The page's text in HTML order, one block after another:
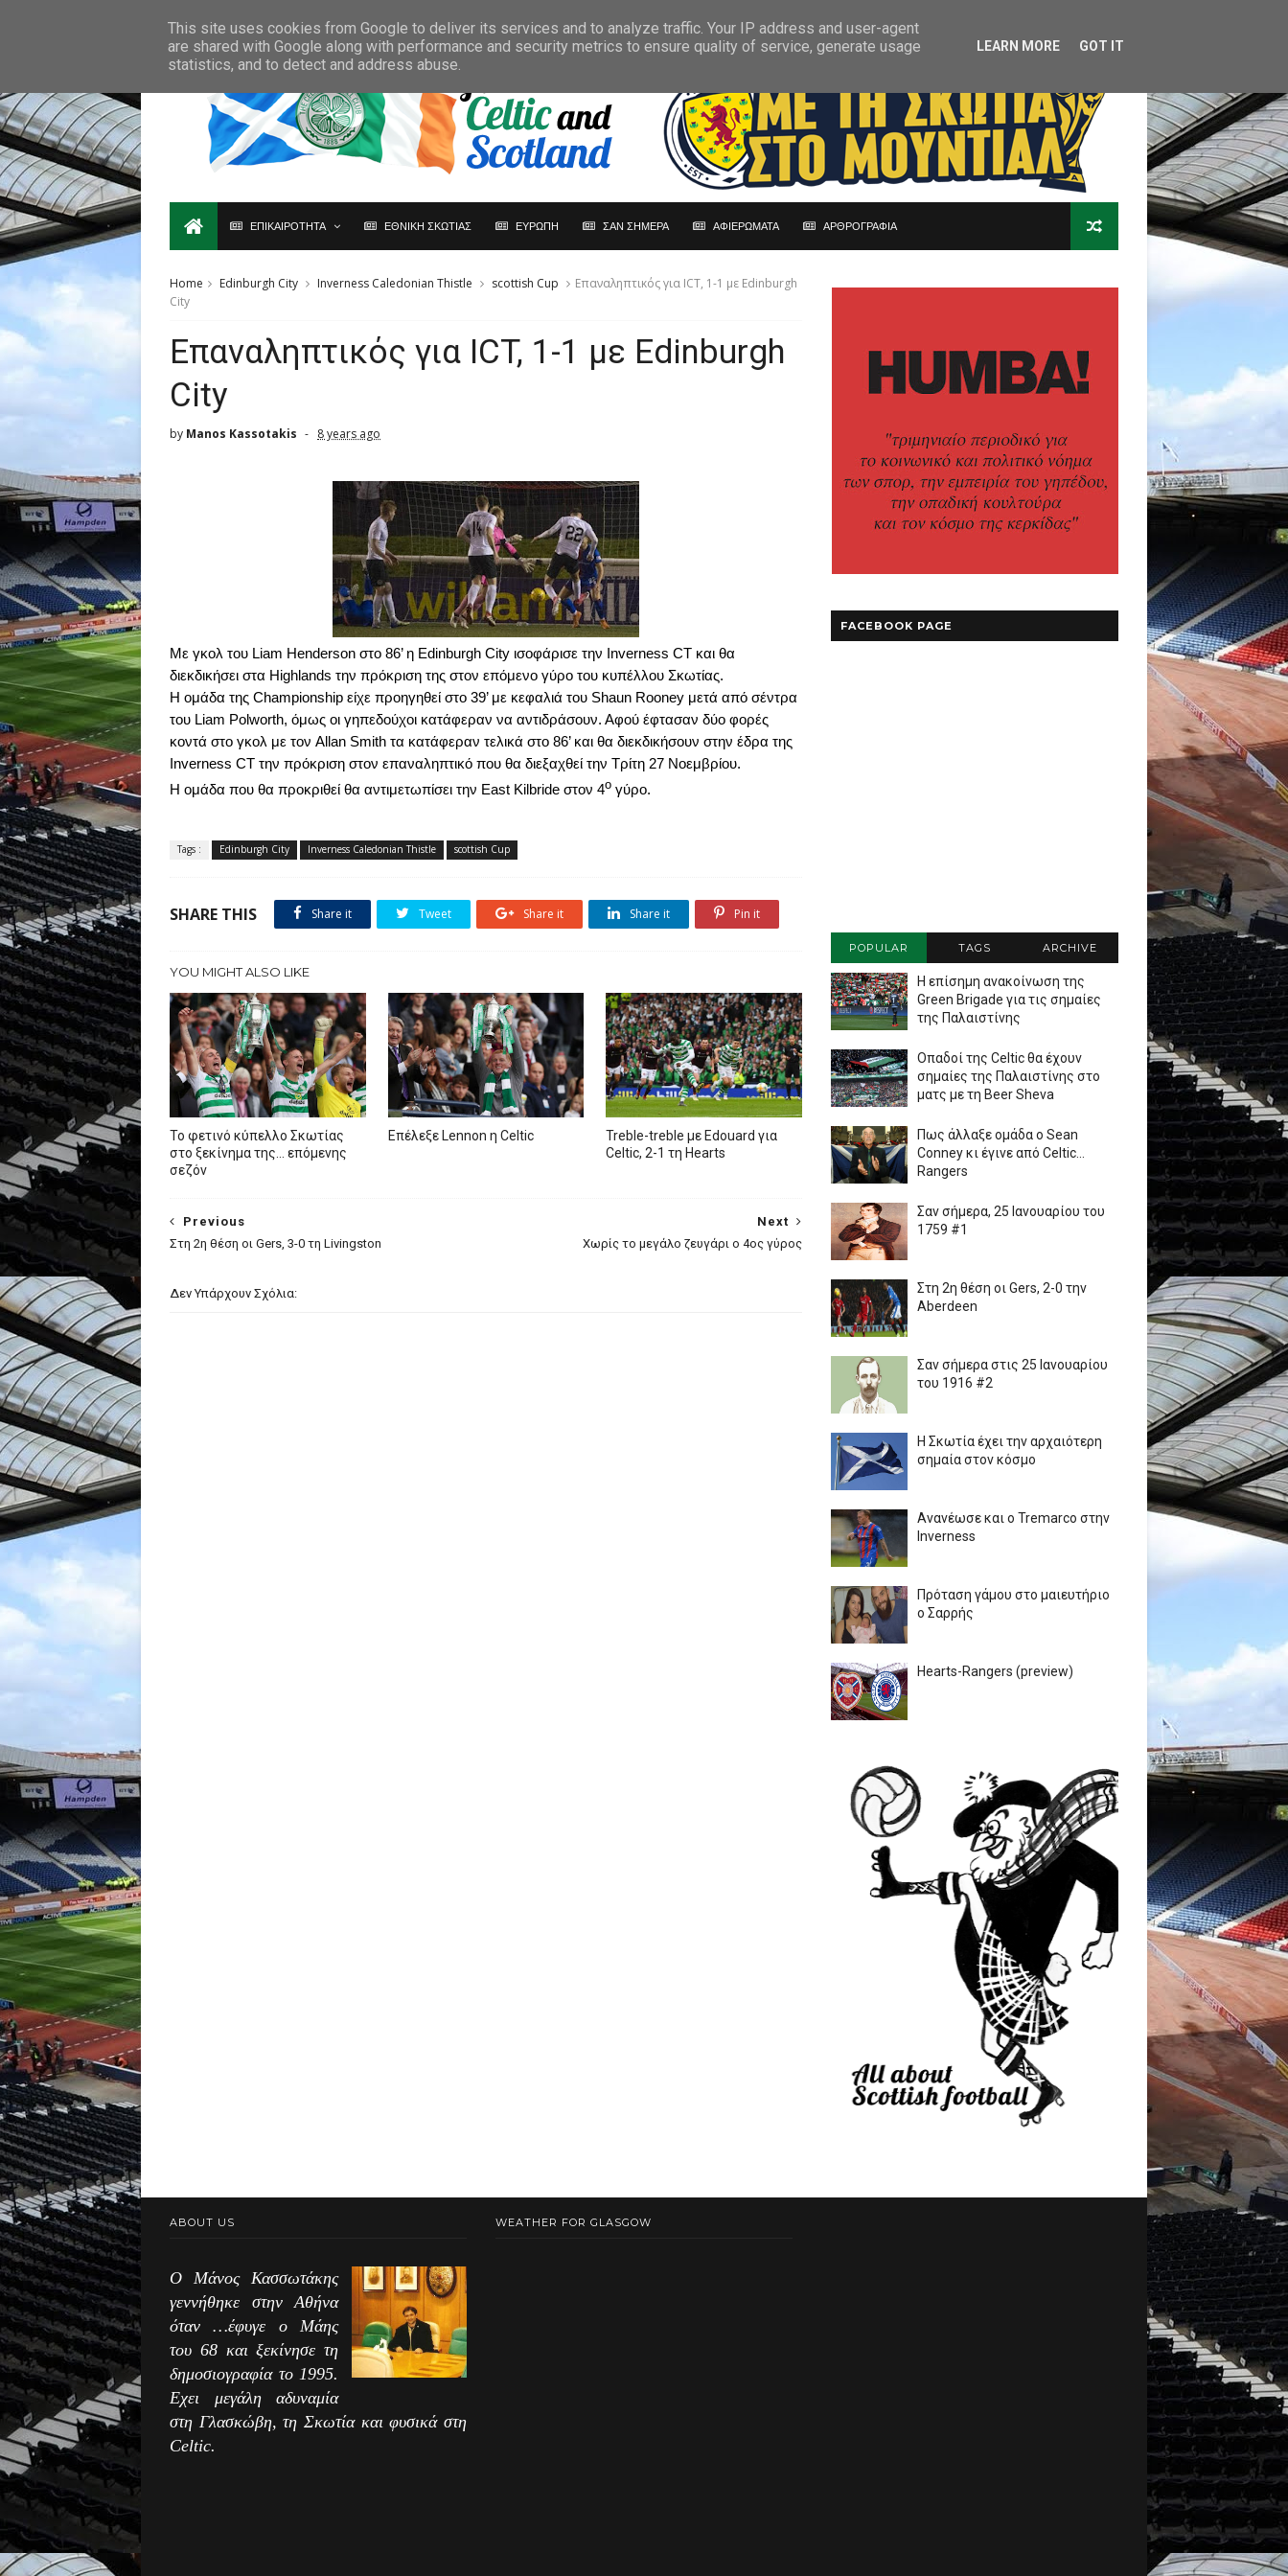
ΕΠΙΚΑΙΡΟΤΗΤΑ ΕΘΝΙΚΗ ΣΚΩΤΙΑΣ ΕΥΡΩΠΗ ΣΑΝ ΣΗΜΕΡΑ ΑΦΙΕΡΩΜΑΤΑ ΑΡΘΡΟΓΡΑΦΙΑ
Home Edinburgh City Inverness Caledonian Thistle scottish Cup
Επαναληπτικός για ICT, 1-1 με Edinburgh
City
Επαναληπτικός για ICT, 1-1 με Edinburgh
City
by Manos Kassotakis 8 years ago
Με γκολ του Liam Henderson στο 86’η Edinburgh City ισοφάρισε την Inverness CT και θα
διεκδικήσει στα Highlands την πρόκριση της στον επόμενο γύρο του κυπέλλου Σκωτίας.
Η ομάδα της Championship είχε προηγηθεί στο 39’με κεφαλιά του Shaun Rooney μετά από σέντρα
του Liam Polworth, όμως οι γηπεδούχοι κατάφεραν να αντιδράσουν. Αφού έφτασαν δύο φορές
κοντά στο γκολ με τον Allan Smith τα κατάφεραν τελικά στο 86’και θα διεκδικήσουν στην έδρα της
Inverness CT την πρόκριση στον επαναληπτικό που θα διεξαχθεί την Τρίτη 27 Νοεμβρίου.
Η ομάδα που θα προκριθεί θα αντιμετωπίσει την East Kilbride στον 4ο γύρο.
Tags : Edinburgh City Inverness Caledonian Thistle scottish Cup
SHARE THIS Share it Tweet Share it Share it Pin it
YOU MIGHT ALSO LIKE
To φετινό κύπελλο Σκωτίας
στο ξεκίνημα της… επόμενης
σεζόν
Επέλεξε Lennon η Celtic
Treble-treble με Edouard για
Celtic, 2-1 τη Hearts
Next
Χωρίς το μεγάλο ζευγάρι ο 4ος γύρος
Previous
Στη 2η θέση οι Gers, 3-0 τη Livingston
Δεν Υπάρχουν Σχόλια:
FACEBOOK PAGE
POPULAR TAGS ARCHIVE
Η επίσημη ανακοίνωση της
Green Brigade για τις σημαίες
της Παλαιστίνης
Οπαδοί της Celtic θα έχουν
σημαίες της Παλαιστίνης στο
ματς με τη Beer Sheva
Πως άλλαξε ομάδα ο Sean
Conney κι έγινε από Celtic...
Rangers
Σαν σήμερα, 25 Ιανουαρίου του
1759 #1
Στη 2η θέση οι Gers, 2-0 την
Aberdeen
Σαν σήμερα στις 25 Ιανουαρίου
του 1916 #2
Η Σκωτία έχει την αρχαιότερη
σημαία στον κόσμο
Ανανέωσε και ο Tremarco στην
Inverness
Πρόταση γάμου στο μαιευτήριο
ο Σαρρής
Hearts-Rangers (preview)
ABOUT US
Ο Μάνος Κασσωτάκης
γεννήθηκε στην Αθήνα
όταν …έφυγε ο Μάης
του 68 και ξεκίνησε τη
δημοσιογραφία το 1995.
Εχει μεγάλη αδυναμία
στη Γλασκώβη, τη Σκωτία και φυσικά στη
Celtic.
WEATHER FOR GLASGOW
This site uses cookies from Google to deliver its services and to analyze traffic. Your IP address and user-agent
are shared with Google along with performance and security metrics to ensure quality of service, generate usage
statistics, and to detect and address abuse.
LEARN MORE GOT IT